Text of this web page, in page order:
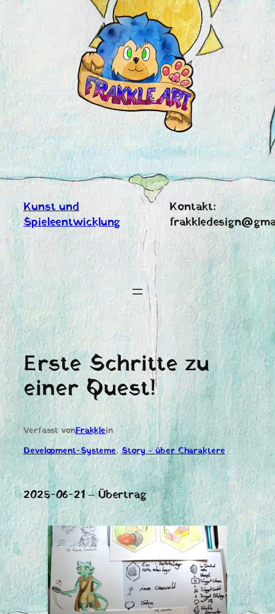
Kunst und
Spieleentwicklung
Kontakt:
Erste Schritte zu
einer Quest!
Verfasst vonFrakklein
Development-Systeme, Story – über Charaktere
2025-06-21 – Übertrag